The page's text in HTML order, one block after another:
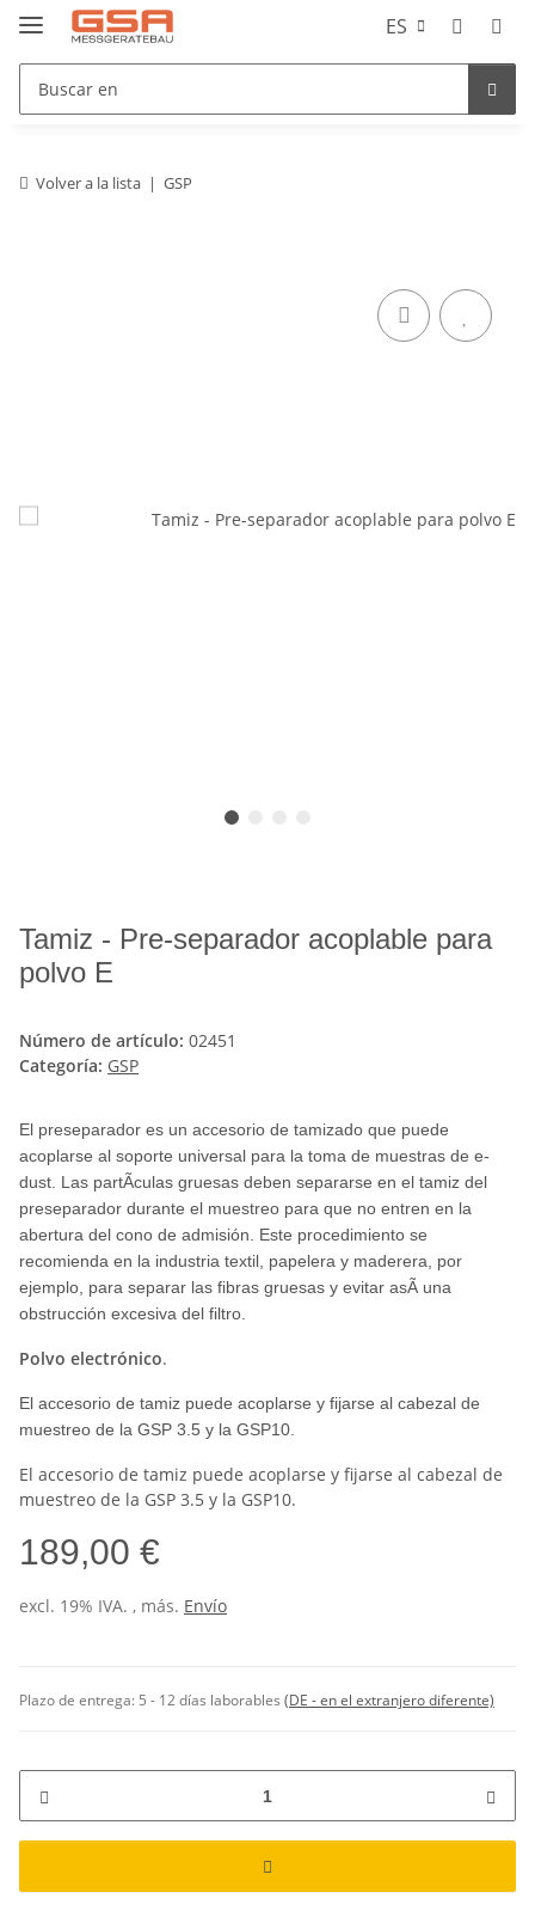
ES
Volver a la lista GSP
Tamiz - Pre-separador acoplable para
polvo E
Número de artículo: 02451
Categoría: GSP
El preseparador es un accesorio de tamizado que puede
acoplarse al soporte universal para la toma de muestras de e-
dust. Las partÃ­culas gruesas deben separarse en el tamiz del
preseparador durante el muestreo para que no entren en la
abertura del cono de admisión. Este procedimiento se
recomienda en la industria textil, papelera y maderera, por
ejemplo, para separar las fibras gruesas y evitar asÃ­ una
obstrucción excesiva del filtro.
Polvo electrónico.
El accesorio de tamiz puede acoplarse y fijarse al cabezal de
muestreo de la GSP 3.5 y la GSP10.
El accesorio de tamiz puede acoplarse y fijarse al cabezal de
muestreo de la GSP 3.5 y la GSP10.
189,00 €
excl. 19% IVA. , más. Envío
Plazo de entrega: 5 - 12 días laborables (DE - en el extranjero diferente)